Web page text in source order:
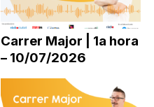
a
r
Carrer Major | 1a hora
– 10/07/2026